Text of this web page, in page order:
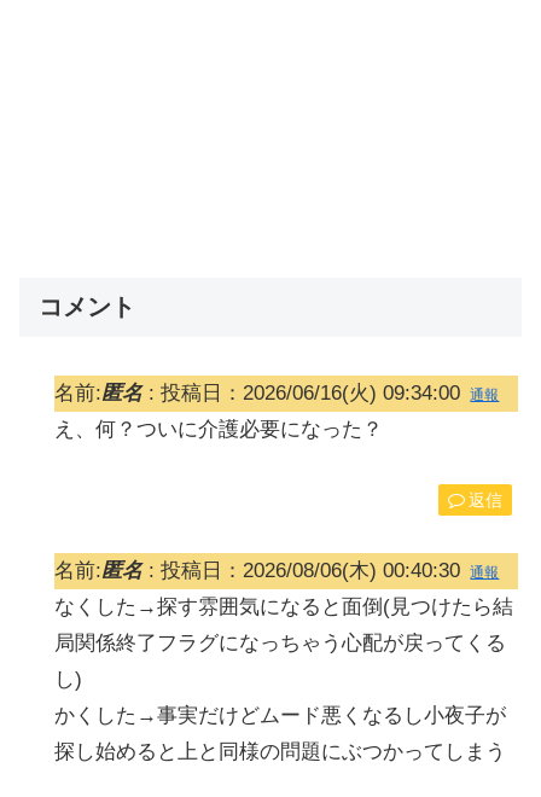
コメント
名前:匿名: 投稿日：2026/06/16(火) 09:34:00 通報
え、何？ついに介護必要になった？
返信
名前:匿名: 投稿日：2026/08/06(木) 00:40:30 通報
なくした→探す雰囲気になると面倒(見つけたら結
局関係終了フラグになっちゃう心配が戻ってくる
し)
かくした→事実だけどムード悪くなるし小夜子が
探し始めると上と同様の問題にぶつかってしまう